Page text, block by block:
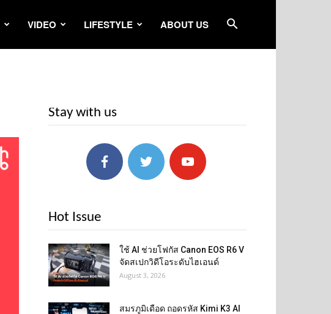
VIDEO LIFESTYLE ABOUT US
Stay with us
Hot Issue
ใช้ AI ช่วยโฟกัส Canon EOS R6 V
จัดสเปกวิดีโอระดับไฮเอนด์
August 3, 2026
สมรภูมิเดือด ถอดรหัส Kimi K3 AI